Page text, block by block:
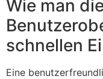
Wie man
schnellen
Eine